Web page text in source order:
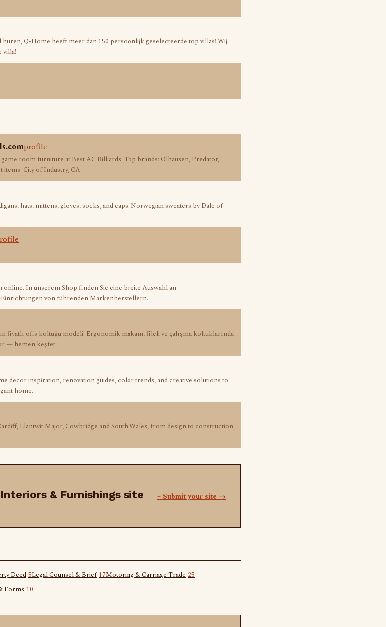
Q-Home heeft meer dan 150 persoonlijk geselecteerde top villas! Wij
villa!
profile
room furniture at Best AC Billiards. Top brands: Olhausen, Predator,
City of Industry, CA.
hats, mittens, gloves, socks, and caps. Norwegian sweaters by Dale of
In unserem Shop finden Sie eine breite Auswahl an
von führenden Markenherstellern.
fiyatlı ofis koltuğu modeli! Ergonomik makam, fileli ve çalışma koltuklarında
— hemen keşfet!
decor inspiration, renovation guides, color trends, and creative solutions to
home.
Llantwit Major, Cowbridge and South Wales, from design to construction
& Furnishings site + Submit your site →
Deed 5Legal Counsel & Brief 17Motoring & Carriage Trade 25
Forms 10